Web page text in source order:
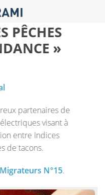
PÊCHES
»
partenaires de
visant à
entre Indices
de tacons.
N°15.